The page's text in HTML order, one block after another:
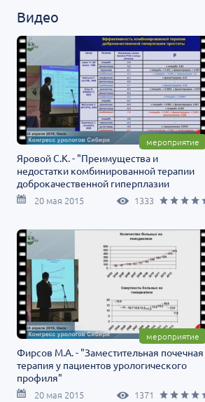
Видео
мероприятие
Яровой С.К. - "Преимущества и
недостатки комбинированной терапии
доброкачественной гиперплазии
предстательной железы"
20 мая 2015 1333
мероприятие
Фирсов М.А. - "Заместительная почечная
терапия у пациентов урологического
профиля"
20 мая 2015 1371